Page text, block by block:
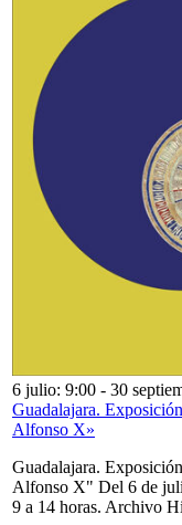
6 julio: 9:00 - 30
Guadalajara.
Alfonso X»
Guadalajara.
Alfonso X" Del 6 de
9 a 14 horas. Archivo